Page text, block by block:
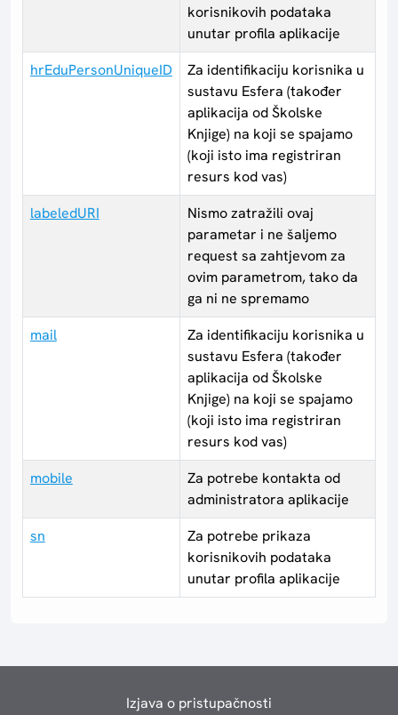
korisnikovih podataka
unutar profila aplikacije
hrEduPersonUniqueID
Za identifikaciju korisnika u
sustavu Esfera (također
aplikacija od Školske
Knjige) na koji se spajamo
(koji isto ima registriran
resurs kod vas)
labeledURI
Nismo zatražili ovaj
parametar i ne šaljemo
request sa zahtjevom za
ovim parametrom, tako da
ga ni ne spremamo
mail
Za identifikaciju korisnika u
sustavu Esfera (također
aplikacija od Školske
Knjige) na koji se spajamo
(koji isto ima registriran
resurs kod vas)
mobile
Za potrebe kontakta od
administratora aplikacije
sn
Za potrebe prikaza
korisnikovih podataka
unutar profila aplikacije
Izjava o pristupačnosti